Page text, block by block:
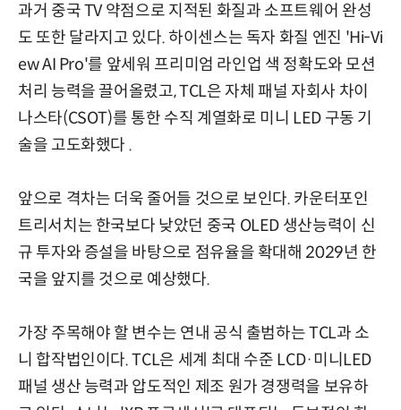
과거 중국 TV 약점으로 지적된 화질과 소프트웨어 완성
도 또한 달라지고 있다. 하이센스는 독자 화질 엔진 'Hi-Vi
ew AI Pro'를 앞세워 프리미엄 라인업 색 정확도와 모션
처리 능력을 끌어올렸고, TCL은 자체 패널 자회사 차이
나스타(CSOT)를 통한 수직 계열화로 미니 LED 구동 기
술을 고도화했다 .
앞으로 격차는 더욱 줄어들 것으로 보인다. 카운터포인
트리서치는 한국보다 낮았던 중국 OLED 생산능력이 신
규 투자와 증설을 바탕으로 점유율을 확대해 2029년 한
국을 앞지를 것으로 예상했다.
가장 주목해야 할 변수는 연내 공식 출범하는 TCL과 소
니 합작법인이다. TCL은 세계 최대 수준 LCD·미니LED
패널 생산 능력과 압도적인 제조 원가 경쟁력을 보유하